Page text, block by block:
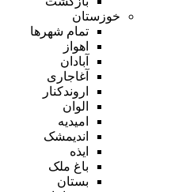
خوزستان
تمام شهر‌ها
اهواز
آبادان
آغاجاری
اروندکنار
الوان
امیدیه
اندیمشک
ایذه
باغ ملک
بستان